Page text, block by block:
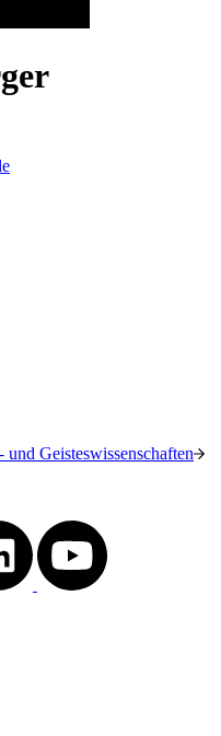
Geisteswissenschaften